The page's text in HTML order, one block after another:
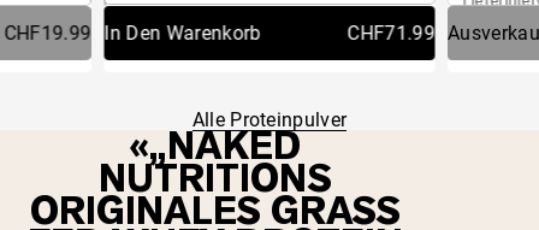
stars
In Den Warenkorb CHF71.99
CHF19.99
Alle Proteinpulver
stars
Ausverkauft CHF15.99
CHF29.59
„NAKED
NUTRITIONS
ORIGINALES GRASS